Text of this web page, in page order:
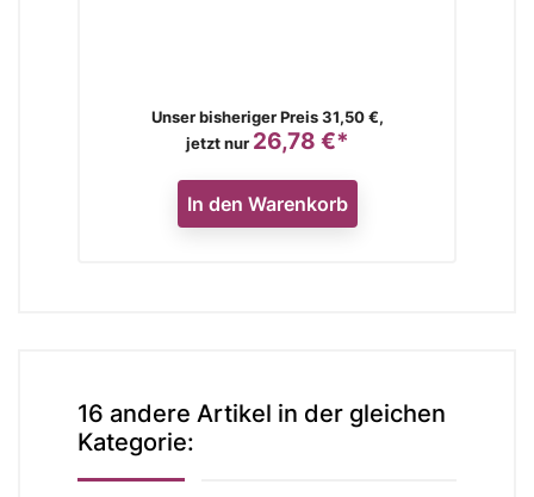
Verkaufspreis
Unser bisheriger Preis 31,50 €,
jetzt nur Preis
26,78 €*
In den Warenkorb
16 andere Artikel in der gleichen
Kategorie: